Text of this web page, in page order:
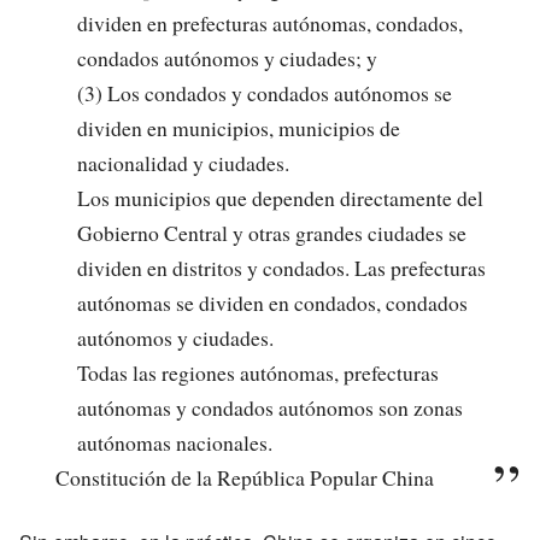
dividen en prefecturas autónomas, condados,
condados autónomos y ciudades; y
(3) Los condados y condados autónomos se
dividen en municipios, municipios de
nacionalidad y ciudades.
Los municipios que dependen directamente del
Gobierno Central y otras grandes ciudades se
dividen en distritos y condados. Las prefecturas
autónomas se dividen en condados, condados
autónomos y ciudades.
Todas las regiones autónomas, prefecturas
autónomas y condados autónomos son zonas
autónomas nacionales.
Constitución de la República Popular China